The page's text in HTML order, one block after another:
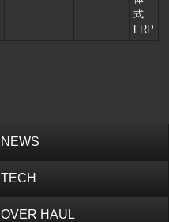
式
FRP
NEWS
TECH
OVER HAUL